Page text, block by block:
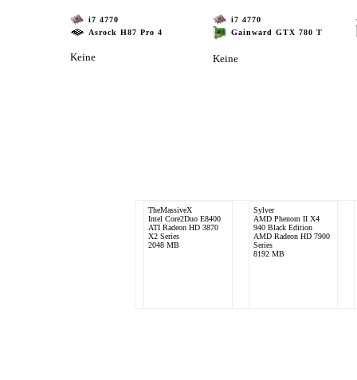
i7 4770
Asrock H87 Pro 4
Keine
i7 4770
Gainward GTX 780 T
Keine
TheMassiveX
Intel Core2Duo E8400
ATI Radeon HD 3870
X2 Series
2048 MB
Sylver
AMD Phenom II X4
940 Black Edition
AMD Radeon HD 7900
Series
8192 MB